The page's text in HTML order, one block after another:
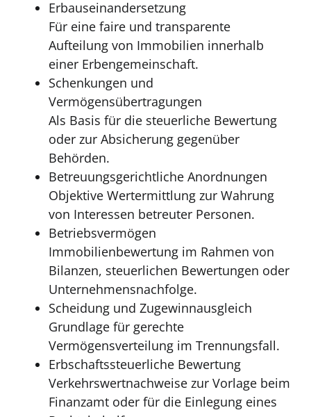
Erbauseinandersetzung
Für eine faire und transparente
Aufteilung von Immobilien innerhalb
einer Erbengemeinschaft.
Schenkungen und
Vermögensübertragungen
Als Basis für die steuerliche Bewertung
oder zur Absicherung gegenüber
Behörden.
Betreuungsgerichtliche Anordnungen
Objektive Wertermittlung zur Wahrung
von Interessen betreuter Personen.
Betriebsvermögen
Immobilienbewertung im Rahmen von
Bilanzen, steuerlichen Bewertungen oder
Unternehmensnachfolge.
Scheidung und Zugewinnausgleich
Grundlage für gerechte
Vermögensverteilung im Trennungsfall.
Erbschaftssteuerliche Bewertung
Verkehrswertnachweise zur Vorlage beim
Finanzamt oder für die Einlegung eines